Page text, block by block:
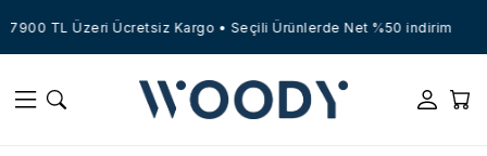
7900 TL Üzeri Ücretsiz Kargo • Seçili Ürünlerde Net %50 indirim